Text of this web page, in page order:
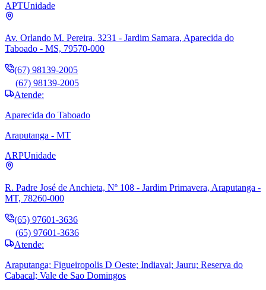
APTUnidade
Av. Orlando M. Pereira, 3231 - Jardim Samara, Aparecida do
Taboado - MS, 79570-000
(67) 98139-2005
(67) 98139-2005
Atende:
Aparecida do Taboado
Araputanga - MT
ARPUnidade
R. Padre José de Anchieta, Nº 108 - Jardim Primavera, Araputanga -
MT, 78260-000
(65) 97601-3636
(65) 97601-3636
Atende:
Araputanga; Figueiropolis D Oeste; Indiavai; Jauru; Reserva do
Cabacal; Vale de Sao Domingos